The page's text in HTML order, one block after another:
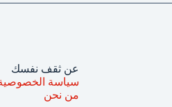
عن ثقف نفسك
سياسة
من نحن